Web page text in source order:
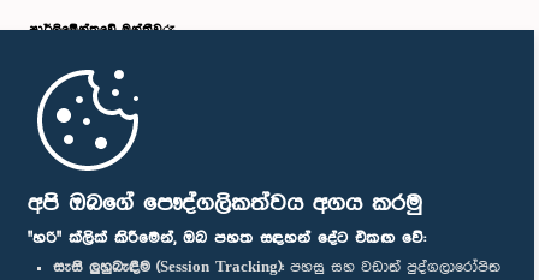
අපි ඔබගේ පෞද්ගලිකත්වය අගය කරමු
"හරි" ක්ලික් කිරීමෙන්, ඔබ පහත සඳහන් දේට එකඟ වේ:
සැසි ලුහුබැඳීම (Session Tracking): පහසු සහ වඩාත් පුද්ගලාරෝපිත
පාර්ලි‌මේන්තුවේ මන්ත්‍රීවරු
මුල් පිටුව
පාර්ලිමේන්තු ජංගම යෙදුම